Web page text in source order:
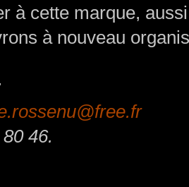
à cette marque,
à nouveau
46.